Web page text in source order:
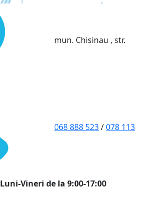
mun. Chisinau , str.
068 888 523/078 113
Luni-Vineri de la 9:00-17:00